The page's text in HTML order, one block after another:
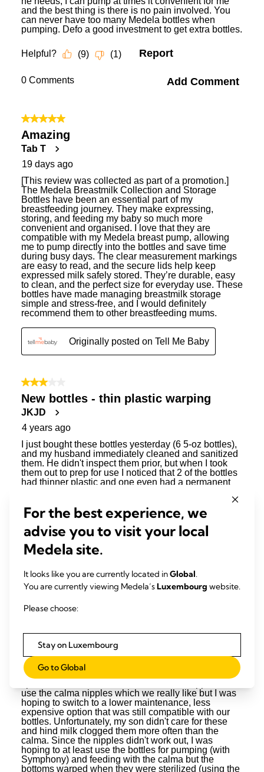
For the best experience, we
advise you to visit your local
Medela site.
It looks like you are currently located inGlobal.
You are currently viewing Medela’sLuxembourg website.
Please choose:
Stay on Luxembourg
Go to Global